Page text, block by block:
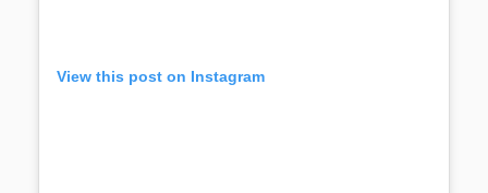
View this post on Instagram